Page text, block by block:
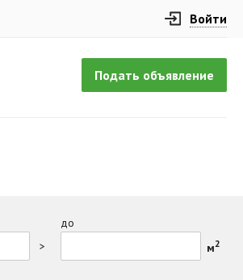
Войти
Подать объявление
>
до
м2